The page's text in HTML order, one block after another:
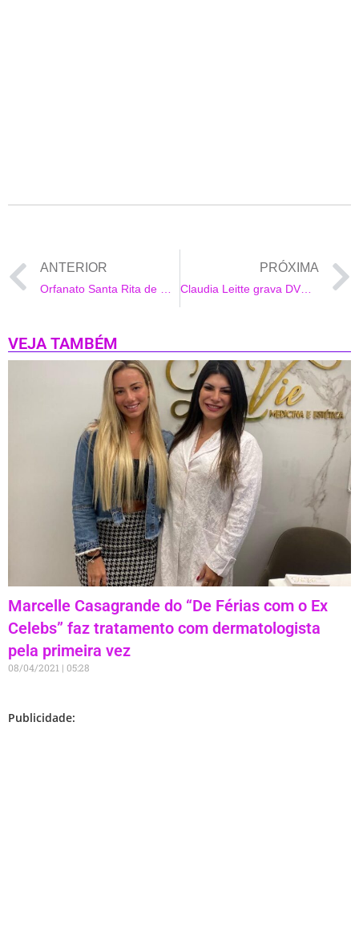
ANTERIOR
Orfanato Santa Rita de Cassia comemorou 90 anos de vida
PRÓXIMA
Claudia Leitte grava DVD com Juliette e Lucy Alves
VEJA TAMBÉM
Marcelle Casagrande do “De Férias com o Ex
Celebs” faz tratamento com dermatologista
pela primeira vez
08/04/2021 05:28
Publicidade: